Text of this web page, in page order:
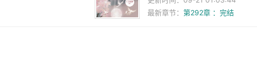
最新章节： 第292章 ：完结